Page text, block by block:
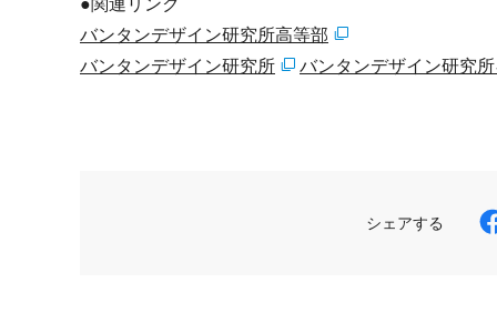
●関連リンク
バンタンデザイン研究所高等部
バンタンデザイン研究所
バンタンデザイン研究
シェアする